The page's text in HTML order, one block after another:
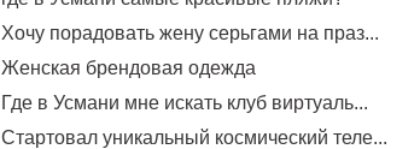
Хочу порадовать жену серьгами на праз...
Женская брендовая одежда
Где в Усмани мне искать клуб виртуаль...
Стартовал уникальный космический теле...